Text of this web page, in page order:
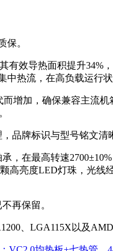
保。
效导热面积提升34%
热流，在高负载运行
增加，确保兼容主流
牌标识与型号铭文清
在最高转速
高亮度LED灯珠，光
再保留。
、LGA115X以及